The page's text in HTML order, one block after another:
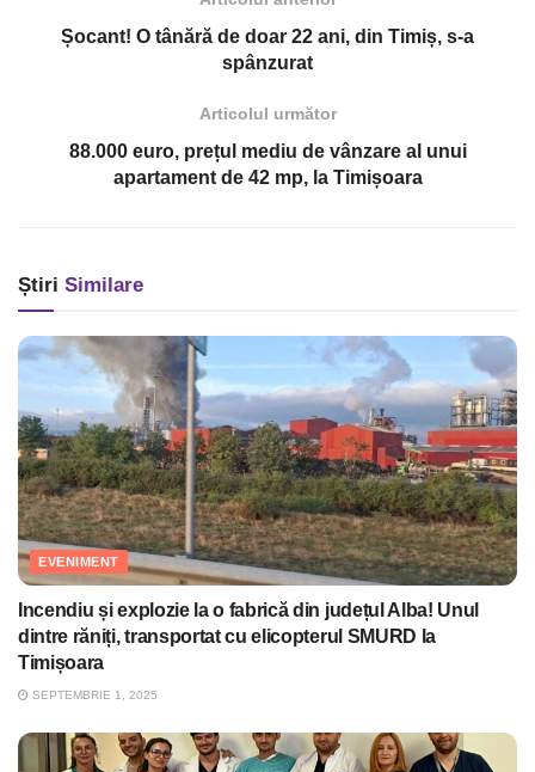
Șocant! O tânără de doar 22 ani, din Timiș, s-a
spânzurat
Articolul următor
88.000 euro, prețul mediu de vânzare al unui
apartament de 42 mp, la Timișoara
Știri Similare
EVENIMENT
Incendiu și explozie la o fabrică din județul Alba! Unul
dintre răniți, transportat cu elicopterul SMURD la
Timișoara
SEPTEMBRIE 1, 2025